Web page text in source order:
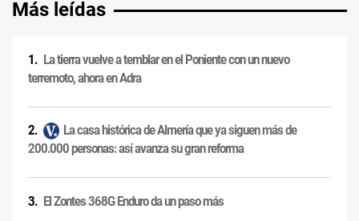
Más leídas
La tierra vuelve a temblar en el Poniente con un nuevo
terremoto, ahora en Adra
La casa histórica de Almería que ya siguen más de
200.000 personas: así avanza su gran reforma
El Zontes 368G Enduro da un paso más